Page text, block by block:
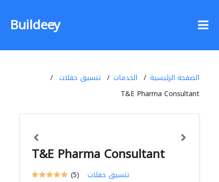
Buildeey
الصفحة الرئيسية الخدمات
تنسيق حفلات
T&E Pharma Consultant
T&E Pharma Consultant
(5) تنسيق حفلات